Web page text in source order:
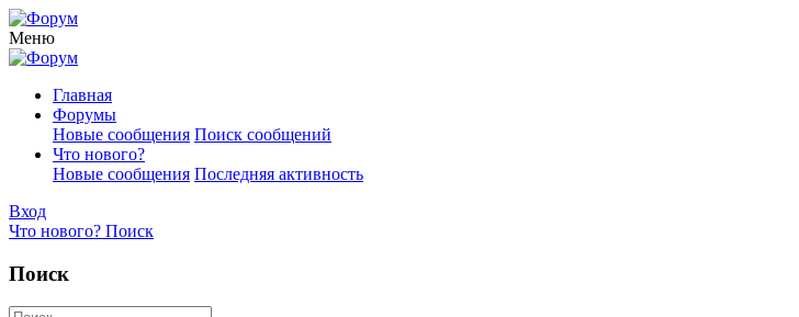
Меню
Главная
Форумы
Новые сообщения Поиск сообщений
Что нового?
Новые сообщения Последняя активность
Вход
Что нового? Поиск
Поиск